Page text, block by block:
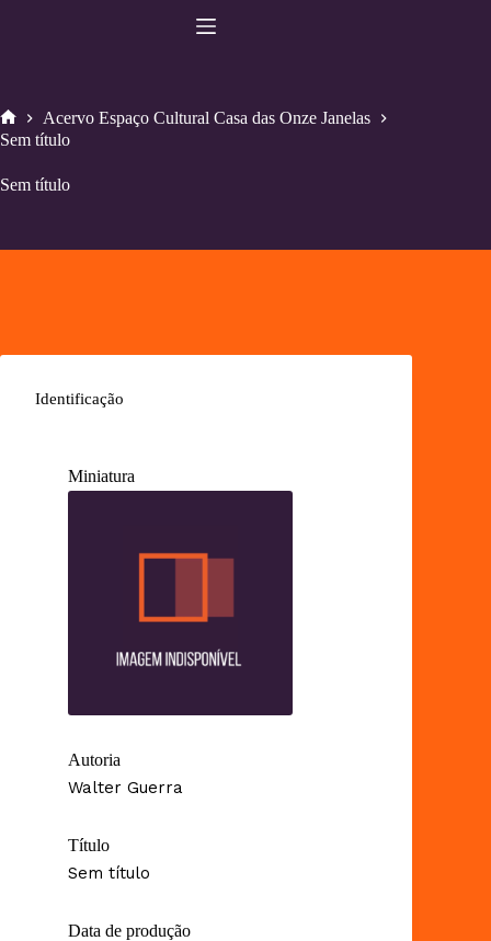
Home
Acervo Espaço Cultural Casa das Onze Janelas
Sem título
Sem título
Identificação
Miniatura
Autoria
Walter Guerra
Título
Sem título
Data de produção